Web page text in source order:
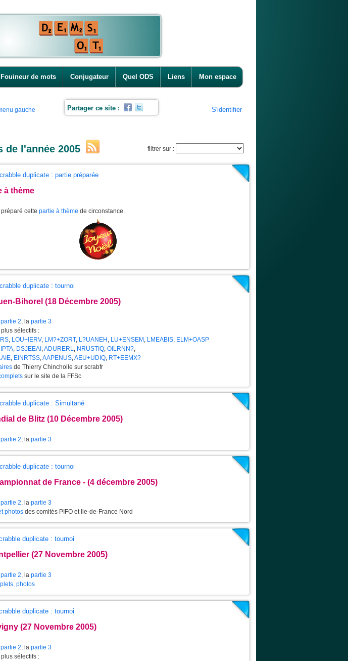
Fouineur de mots Conjugateur Quel ODS Liens Mon espace
gauche Partager ce site : S'identifier
de l'année 2005 filtrer sur :
duplicate : partie préparée
à thème
cette partie à thème de circonstance.
duplicate : tournoi
Bihorel (18 Décembre 2005)
partie 2, la partie 3
sélectifs :
, LOU+IERV, LM?+ZORT, L?UANEH , LU+ENSEM , LMEABIS, ELM+OASP
, DSJEEAI ,ADURERL, NRUSTIQ, OILRNN?,
, EINRTSS,AAPENUS,AEU+UDIQ, RT+EEMX?
de Thierry Chincholle sur scrabfr
sur le site de la FFSc
duplicate : Simultané
de Blitz (10 Décembre 2005)
partie 2, la partie 3
duplicate : tournoi
de France - (4 décembre 2005)
partie 2, la partie 3
photos des comités PIFO et Ile-de-France Nord
duplicate : tournoi
(27 Novembre 2005)
partie 2, la partie 3
photos
duplicate : tournoi
(27 Novembre 2005)
partie 2 , la partie 3
sélectifs :